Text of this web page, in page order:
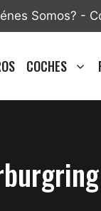
Somos? -
COCHES